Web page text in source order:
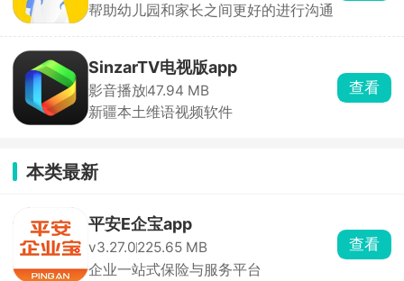
帮助幼儿园和家长之间更好的进行沟通
SinzarTV电视版app
影音播放47.94 MB
新疆本土维语视频软件
查看
本类最新
平安E企宝app
v3.27.0225.65 MB
企业一站式保险与服务平台
查看